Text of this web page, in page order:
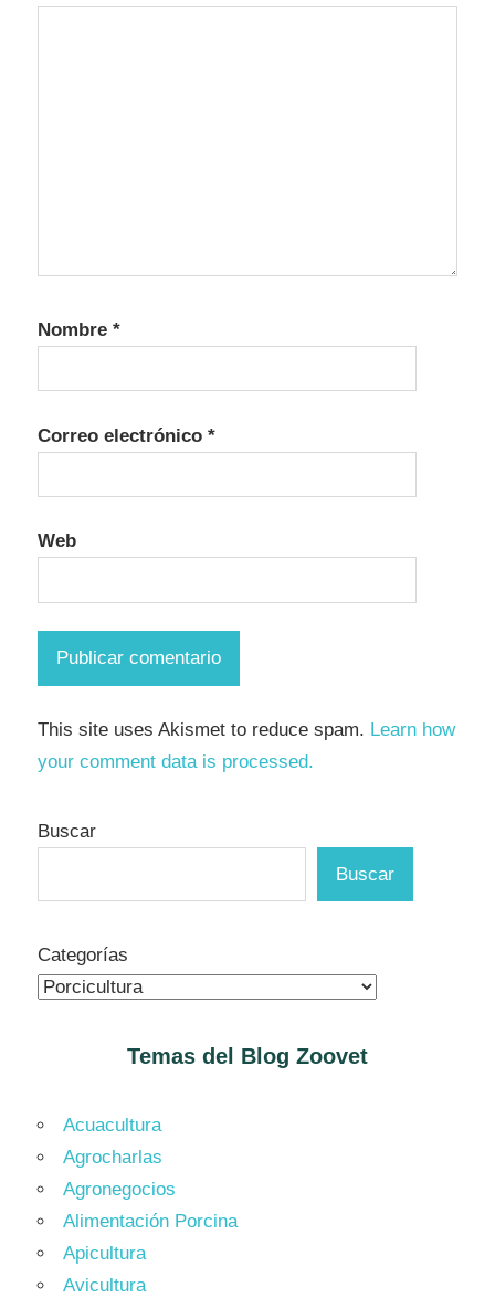
Nombre *
Correo electrónico *
Web
This site uses Akismet to reduce spam. Learn how
your comment data is processed.
Buscar
Buscar
Categorías
Temas del Blog Zoovet
Acuacultura
Agrocharlas
Agronegocios
Alimentación Porcina
Apicultura
Avicultura